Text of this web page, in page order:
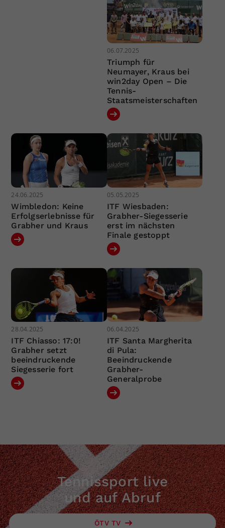
06.07.2025
Triumph für
Neumayer, Kraus bei
win2day Open – Die
Tennis-
Staatsmeisterschaften
24.06.2025
Wimbledon: Keine
Erfolgserlebnisse für
Grabher und Kraus
05.05.2025
ITF Wiesbaden:
Grabher-Siegesserie
erst im nächsten
Finale gestoppt
28.04.2025
ITF Chiasso: 17:0!
Grabher setzt
beeindruckende
Siegesserie fort
06.04.2025
ITF Santa Margherita
di Pula:
Beeindruckende
Grabher-
Generalprobe
Tennissport live
und auf Abruf
ÖTV TV